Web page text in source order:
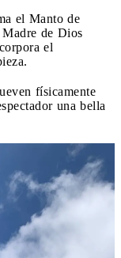
el Manto de
de Dios
el
físicamente
una bella